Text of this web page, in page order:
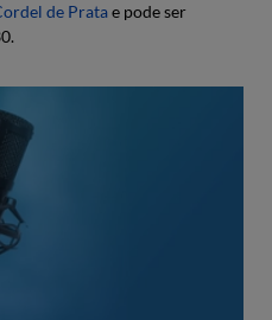
de Pratae pode ser